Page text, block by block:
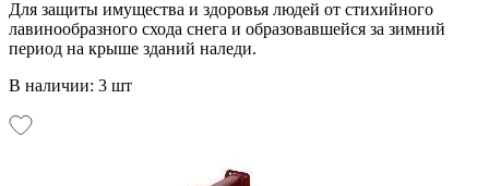
Для защиты имущества и здоровья людей от стихийного
лавинообразного схода снега и образовавшейся за зимний
период на крыше зданий наледи.
В наличии: 3 шт